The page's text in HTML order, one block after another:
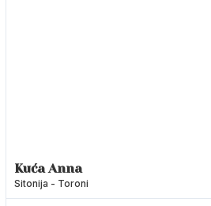
Kuća Anna
Sitonija - Toroni